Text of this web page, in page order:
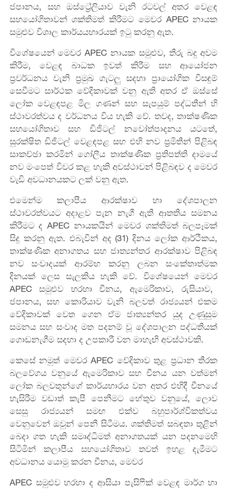
ජපානය, සහ ඔස්ට්‍රේලියාව වැනි රටවල් අතර වෙළඳ
සහයෝගිතාවන් ශක්තිමත් කිරීමට මෙවරAPECනායක
සමුළුව විශාල කාර්යයභාරයක් ඉටු කරනු ඇත.
විශේෂයෙන් මෙවරAPEC නායක සමුළුව, තීරු බදු අවම
කිරීම,වෙළඳ බාධක ඉවත් කිරීම සහ
ආයෝජන
ප්‍රවර්ධනය වැනි ප්‍රමුඛ ගැටලු සදහා ප්‍රායෝගික විසඳුම්
සෙවීමට සාර්ථක වේදිකාවක් වනු ඇති අතර ඒ ඔස්සේ
ලෝක වෙළඳපළ මිල ගණන් සහ සැපයුම් පද්ධතීන් හි
ස්ථාවරත්වය ද වර්ධනය විය හැකි වේ. තවද,තාක්ෂණික
සහයෝගිතාව සහ
ඩිජිටල් නවෝත්පාදනය යටතේ,
සුරක්ෂිත ඩිජිටල් වෙළඳපළ සහ එහි නව ප්‍රමිතීන් පිළිබඳ
සාකච්ඡා කරමින් ගෝලීය තාක්ෂණික ප්‍රතිපත්ති දාමයේ
නව මංපෙත් විවර කළ හැකි අවස්ථාවන් පිළිබඳව ද මෙවර
වැඩි අවධානයකට ලක් වනු ඇත.
එමෙන්ම
කලාපීය ආරක්ෂාව හා
දේශපාලන
ස්ථාවරත්වයට අදාළව පැන නැගී ඇති ආතතිය සමනය
කිරීමට ද APEC නායකයින් මෙවර ශක්තිමත් බලපෑමක්
සිදු කරනු ඇත. එබැවින් අද (31) දිනය ලෝක ආර්ථිකය,
තාක්ෂණික අනාගතය සහ ජාත්‍යන්තර ආරක්ෂාව පිළිබඳ
නව
සංවාදයක් ආරම්භ කරනු ලබන
සංකේතාත්මක
දිනයක් ලෙස සැලකිය හැකි වේ. විශේෂයෙන් මෙවර
APECසමුළුව හරහා චීනය,ඇමෙරිකාව, රුසියාව,
ජපානය,සහ කොරියාව වැනි බලවත් රාජ්‍යයන් එකම
වේදිකාවක් වෙත ගෙන ඒම ජාත්‍යන්තර යුද
උණුසුම
සමනය සහ සංවාද මත පදනම් වූ දේශපාලන පද්ධතියක්
ගොඩනැගීම සදහා ද උපකාරී වන මාහැඟි අවස්ථාවකි.
කෙසේ නමුත් මෙවරAPEC වේදිකාව තුළ ප්‍රධාන තීරක
බලවේගය වනුයේ ඇමෙරිකාව සහ චීනය යන වත්මන්
ලෝක බලවතුන්ගේ කාර්යභාරය වන අතර එහිදීචීනයේ
හැසිරීම වඩාත් කැපී පෙනීමට හේතුව වනුයේ, ලොව
සෙසු රාජ්‍යයන් සමඟ එක්ව බහුපාර්ශ්විකත්වය
වෙනුවෙන් ඔවුන් පෙනී සිටීමය. ශක්තිමත් සබඳතා තුළින්
බෙදා ගත හැකි සමෘද්ධිමත් අනාගතයක් යන පදනමෙහි
සිටිමින්කලාපීය සහයෝගිතාව තවත්
ඉහළ දැමීමට
අවධානය යොමු කරන චීනය, මෙවර
APEC සමුළුව හරහා ද ආසියා පැසිෆික් වෙළඳ මාර්ග හා